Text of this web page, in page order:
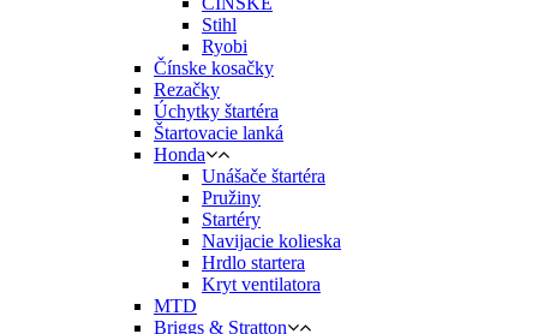
Stihl
Ryobi
Čínske kosačky
Rezačky
Úchytky štartéra
Štartovacie lanká
Honda
Unášače štartéra
Pružiny
Startéry
Navijacie kolieska
Hrdlo startera
Kryt ventilatora
MTD
Briggs & Stratton